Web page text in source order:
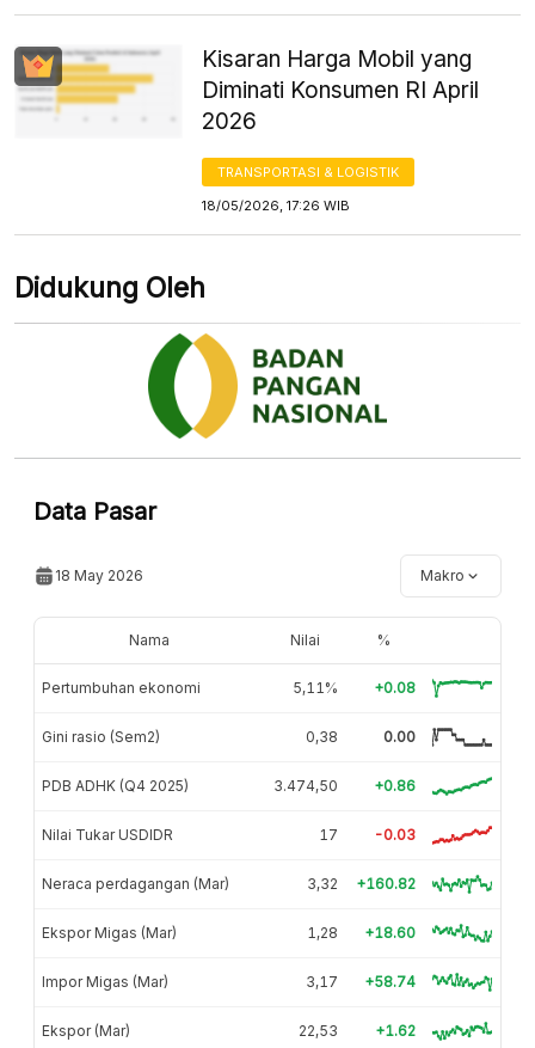
Kisaran Harga Mobil yang
Diminati Konsumen RI April
2026
TRANSPORTASI & LOGISTIK
18/05/2026, 17:26 WIB
Didukung Oleh
Data Pasar
18 May 2026 Makro
Nama Nilai %
Pertumbuhan ekonomi 5,11% +0.08
Gini rasio (Sem2) 0,38 0.00
PDB ADHK (Q4 2025) 3.474,50 +0.86
Nilai Tukar USDIDR 17 -0.03
Neraca perdagangan (Mar) 3,32 +160.82
Ekspor Migas (Mar) 1,28 +18.60
Impor Migas (Mar) 3,17 +58.74
Ekspor (Mar) 22,53 +1.62